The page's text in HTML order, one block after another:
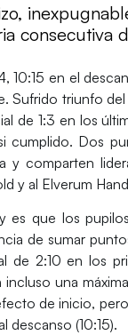
consecutiva
10:15 en el
. Sufrido triunfo
de 1:3 en los
cumplido. Dos
y comparten
y al Elverum
es que los
de sumar
de 2:10 en los
una
de inicio,
descanso (10:15).